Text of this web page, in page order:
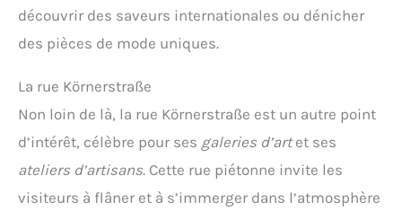
découvrir des saveurs internationales ou dénicher
des pièces de mode uniques.
La rue Körnerstraße
Non loin de là, la rue Körnerstraße est un autre point
d’intérêt, célèbre pour ses galeries d’artet ses
ateliers d’artisans. Cette rue piétonne invite les
visiteurs à flâner et à s’immerger dans l’atmosphère